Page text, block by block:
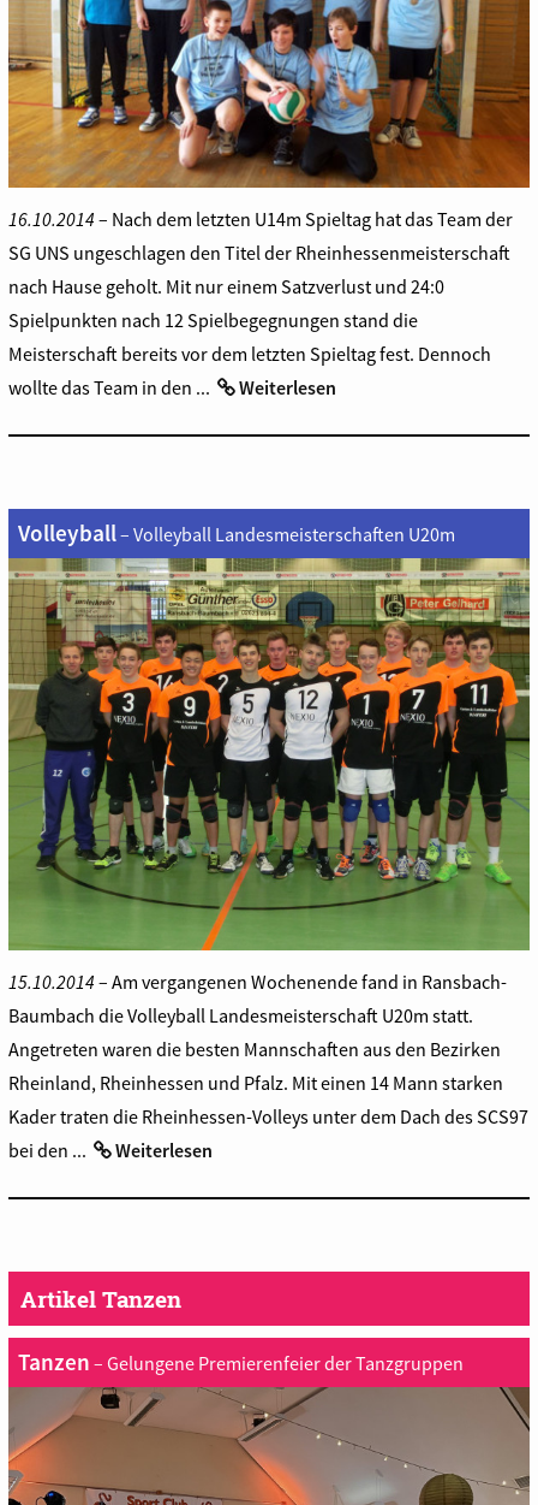
16.10.2014 – Nach dem letzten U14m Spieltag hat das Team der
SG UNS ungeschlagen den Titel der Rheinhessenmeisterschaft
nach Hause geholt. Mit nur einem Satzverlust und 24:0
Spielpunkten nach 12 Spielbegegnungen stand die
Meisterschaft bereits vor dem letzten Spieltag fest. Dennoch
wollte das Team in den ...
Weiterlesen
Volleyball– Volleyball Landesmeisterschaften U20m
15.10.2014 – Am vergangenen Wochenende fand in Ransbach-
Baumbach die Volleyball Landesmeisterschaft U20m statt.
Angetreten waren die besten Mannschaften aus den Bezirken
Rheinland, Rheinhessen und Pfalz. Mit einen 14 Mann starken
Kader traten die Rheinhessen-Volleys unter dem Dach des SCS97
bei den ...
Weiterlesen
Artikel Tanzen
Tanzen – Gelungene Premierenfeier der Tanzgruppen